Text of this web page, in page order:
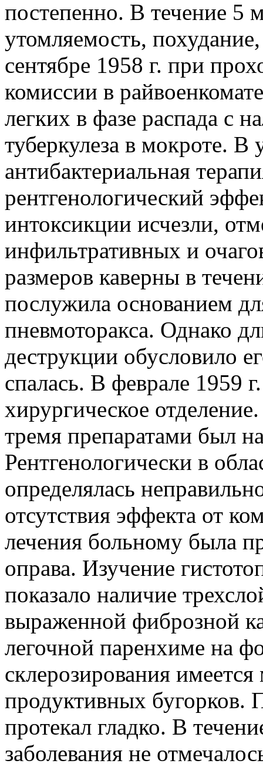
постепенно. В течение 5
утомляемость,
сентябре 1958 г. при
комиссии в
легких в фазе распада с
туберкулеза в мокроте. В
антибактериальная
рентгенологический
интоксикции исчезли,
инфильтративных и
размеров каверны в
послужила основанием
пневмоторакса. Однако
деструкции обусловило
спалась. В феврале 1959
хирургическое
тремя препаратами был
Рентгенологически в
определялась
отсутствия эффекта от
лечения больному была
оправа. Изучение
показало наличие
выраженной фиброзной
легочной паренхиме на
склерозирования
продуктивных бугорков.
протекал гладко. В
заболевания не